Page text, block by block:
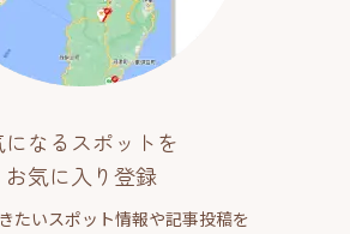
になるスポットを
お気に入り登録
たいスポット情報や記事投稿を